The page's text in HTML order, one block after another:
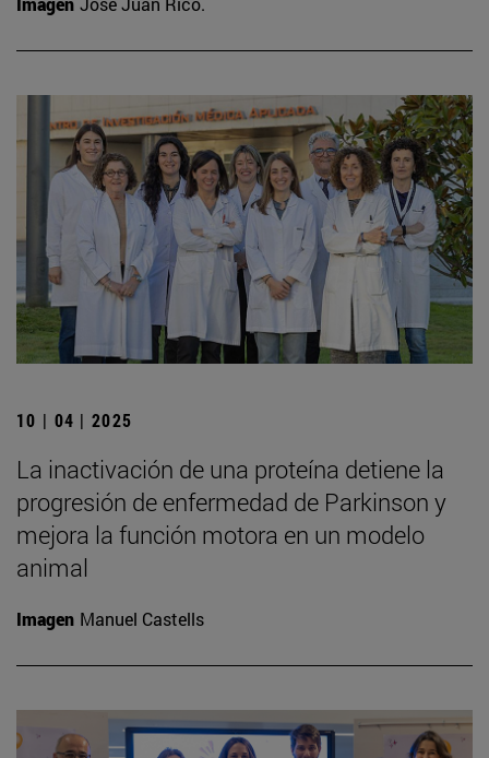
10 | 04 | 2025
La inactivación de una proteína detiene la
progresión de enfermedad de Parkinson y
mejora la función motora en un modelo
animal
Imagen Manuel Castells